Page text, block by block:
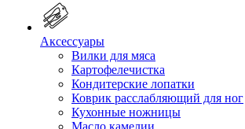
Аксессуары
Вилки для мяса
Картофелечистка
Кондитерские лопатки
Коврик расслабляющий для ног
Кухонные ножницы
Масло камелии